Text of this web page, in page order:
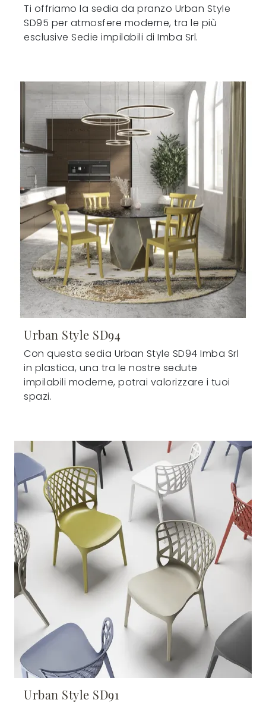
Ti offriamo la sedia da pranzo Urban Style
SD95 per atmosfere moderne, tra le più
esclusive Sedie impilabili di Imba Srl.
Urban Style SD94
Con questa sedia Urban Style SD94 Imba Srl
in plastica, una tra le nostre sedute
impilabili moderne, potrai valorizzare i tuoi
spazi.
Urban Style SD91